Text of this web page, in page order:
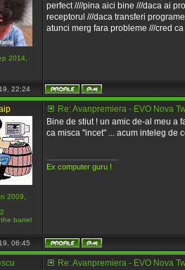
2014,
perfect ////pina aici bine ///daca ai
receptorul ///daca transferi
atunci merg fara probleme ///cred
22:24
2009,
barrel
Re: Avanpremiera - EVO Nova
Bine de stiut ! un amic de-al meu a
ca misca "incet" ... acum inteleg de
Ex computer guru !
06:45
Re: Avanpremiera - EVO Nova